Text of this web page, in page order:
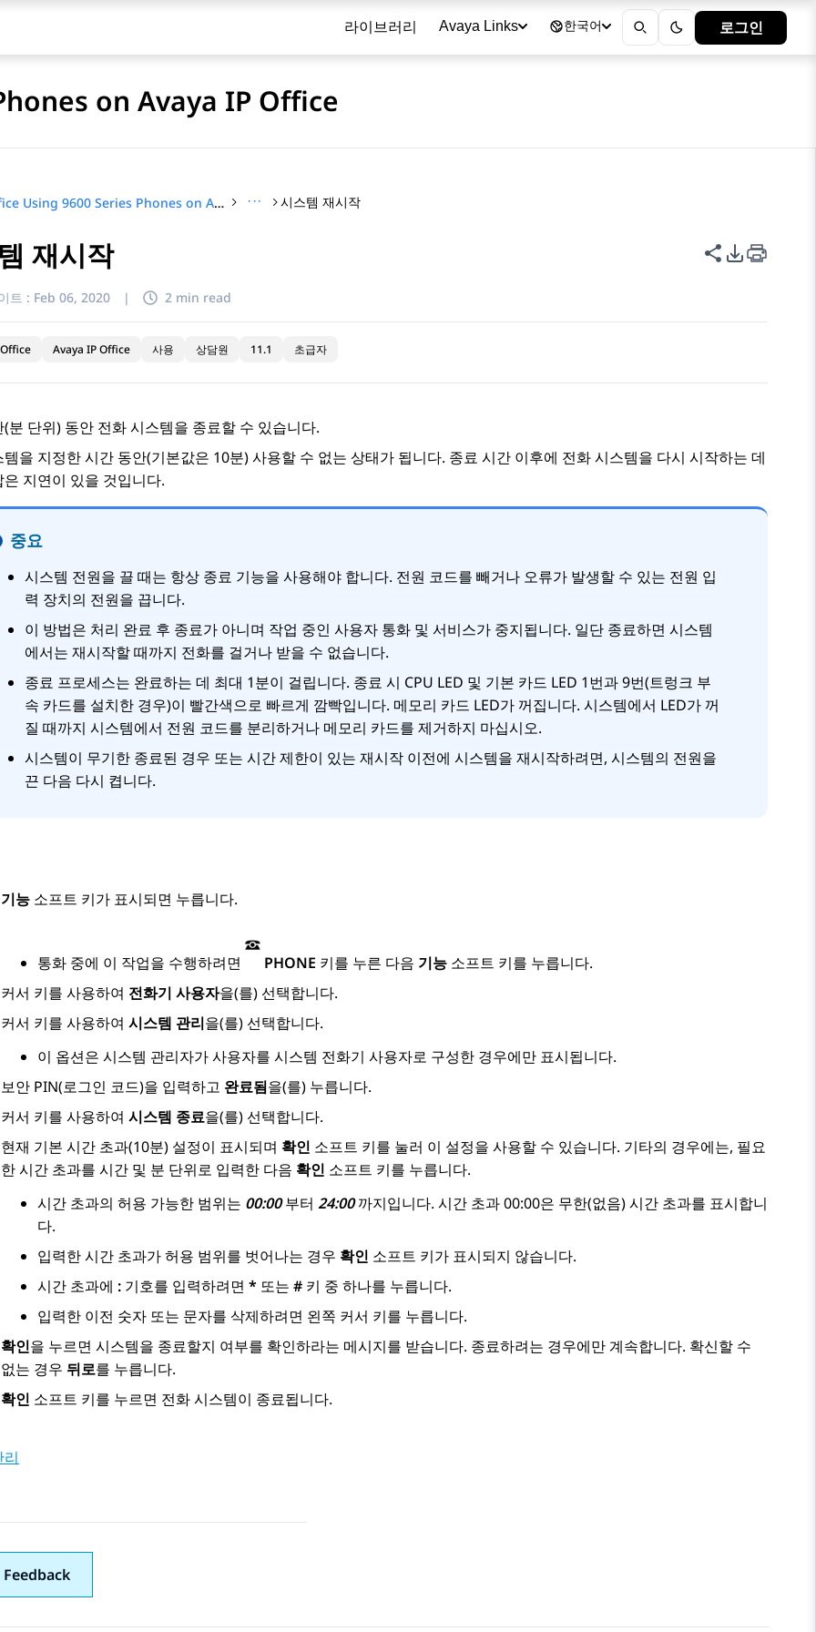
라이브러리 Avaya Links 한국어 로그인
on Avaya IP Office
IP Office Using 9600 Series Phones on Avaya IP Office ··· 시스템 재시작
재시작 이 페이지 공
PDF 내보
트 : Feb 06, 2020 | 2 min read
Avaya IP Office 사용 상담원 11.1 초급자
분 단위) 동안 전화 시스템을 종료할 수 있습니다.
을 지정한 시간 동안(기본값은 10분) 사용할 수 없는 상태가 됩니다. 종료 시간 이후에 전화 시스템을 다시 시작하는 데
지연이 있을 것입니다.
중요
시스템 전원을 끌 때는 항상 종료 기능을 사용해야 합니다. 전원 코드를 빼거나 오류가 발생할 수 있는 전원 입
력 장치의 전원을 끕니다.
이 방법은 처리 완료 후 종료가 아니며 작업 중인 사용자 통화 및 서비스가 중지됩니다. 일단 종료하면 시스템
에서는 재시작할 때까지 전화를 걸거나 받을 수 없습니다.
종료 프로세스는 완료하는 데 최대 1분이 걸립니다. 종료 시 CPU LED 및 기본 카드 LED 1번과 9번(트렁크 부
속 카드를 설치한 경우)이 빨간색으로 빠르게 깜빡입니다. 메모리 카드 LED가 꺼집니다. 시스템에서 LED가 꺼
질 때까지 시스템에서 전원 코드를 분리하거나 메모리 카드를 제거하지 마십시오.
시스템이 무기한 종료된 경우 또는 시간 제한이 있는 재시작 이전에 시스템을 재시작하려면, 시스템의 전원을
끈 다음 다시 켭니다.
기능 소프트 키가 표시되면 누릅니다.
통화 중에 이 작업을 수행하려면 PHONE 키를 누른 다음 기능 소프트 키를 누릅니다.
커서 키를 사용하여 전화기 사용자을(를) 선택합니다.
커서 키를 사용하여 시스템 관리을(를) 선택합니다.
이 옵션은 시스템 관리자가 사용자를 시스템 전화기 사용자로 구성한 경우에만 표시됩니다.
보안 PIN(로그인 코드)을 입력하고 완료됨을(를) 누릅니다.
커서 키를 사용하여 시스템 종료을(를) 선택합니다.
현재 기본 시간 초과(10분) 설정이 표시되며 확인 소프트 키를 눌러 이 설정을 사용할 수 있습니다. 기타의 경우에는, 필요
한 시간 초과를 시간 및 분 단위로 입력한 다음 확인 소프트 키를 누릅니다.
시간 초과의 허용 가능한 범위는 00:00부터 24:00까지입니다. 시간 초과 00:00은 무한(없음) 시간 초과를 표시합니
다.
입력한 시간 초과가 허용 범위를 벗어나는 경우 확인 소프트 키가 표시되지 않습니다.
시간 초과에 : 기호를 입력하려면 * 또는 # 키 중 하나를 누릅니다.
입력한 이전 숫자 또는 문자를 삭제하려면 왼쪽 커서 키를 누릅니다.
확인을 누르면 시스템을 종료할지 여부를 확인하라는 메시지를 받습니다. 종료하려는 경우에만 계속합니다. 확신할 수
없는 경우 뒤로를 누릅니다.
확인 소프트 키를 누르면 전화 시스템이 종료됩니다.
Feedback